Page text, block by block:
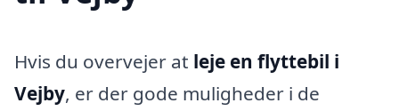
Hvis du overvejer at leje en flyttebil i
Vejby, er der gode muligheder i de